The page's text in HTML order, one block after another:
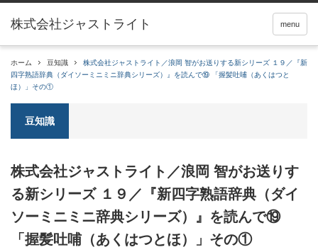
menu
ホーム 豆知識
株式会社ジャストライト／浪岡 智がお送りする新シリーズ １９／『新
四字熟語辞典（ダイソーミニミニ辞典シリーズ）』を読んで⑲ 「握髪吐哺（あくはつと
ほ）」その①
豆知識
株式会社ジャストライト／浪岡 智がお送りす
る新シリーズ １９／『新四字熟語辞典（ダイ
ソーミニミニ辞典シリーズ）』を読んで⑲
「握髪吐哺（あくはつとほ）」その①